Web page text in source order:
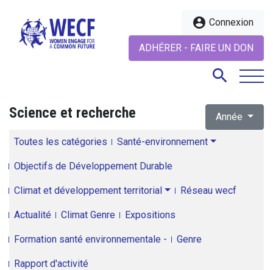
account_circle Connexion
ADHÉRER - FAIRE UN DON
search
Science et recherche Année
Toutes les catégories Santé-environnement
Objectifs de Développement Durable
Climat et développement territorial Réseau wecf
Actualité Climat Genre Expositions
Formation santé environnementale - Genre
Rapport d'activité